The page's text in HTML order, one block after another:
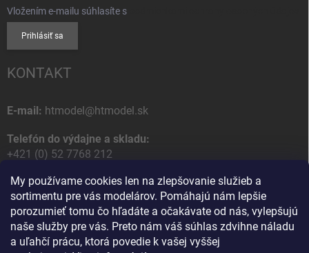
My používame cookies len na zlepšovanie služieb a
sortimentu pre vás modelárov. Pomáhajú nám lepšie
porozumieť tomu čo hľadáte a očakávate od nás, vylepšujú
naše služby pre vás. Preto nám váš súhlas zdvihne náladu
a uľahčí prácu, ktorá povedie k vašej vyššej
Vložením e-mailu súhlasíte s
Prihlásiť sa
KONTAKT
E-mail: htmodel@htmodel.sk
Telefón do výdajne a skladu:
+421 (0) 52 7768 212
Poštová / Odberná adresa:
HT model
Na letisko 49
058 01 Poprad
Slovenská Republika